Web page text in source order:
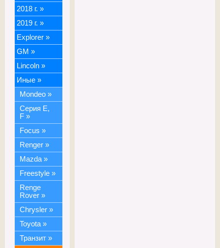
2018 г. »
2019 г. »
Explorer »
GM »
Lincoln »
Иные »
Mondeo »
Серия E,
F »
Focus »
Renger »
Mazda »
Freestyle »
Renge
Rover »
Chrysler »
Toyota »
Транзит »